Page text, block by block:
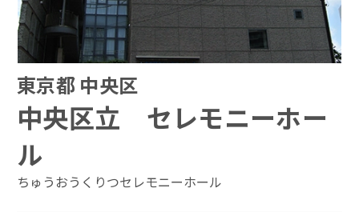
東京都 中央区
中央区立 セレモニーホー
ル
ちゅうおうくりつセレモニーホール